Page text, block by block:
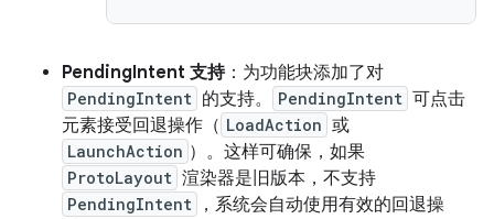
PendingIntent 支持：为功能块添加了对
PendingIntent 的支持。 PendingIntent 可点击
元素接受回退操作（ LoadAction 或
LaunchAction ）。这样可确保，如果
ProtoLayout 渲染器是旧版本，不支持
PendingIntent
，系统会自动使用有效的回退操